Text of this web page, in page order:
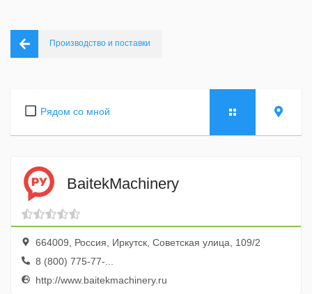
Производство и поставки
Рядом со мной
BaitekMachinery
664009, Россия, Иркутск, Советская улица, 109/2
8 (800) 775-77-...
http://www.baitekmachinery.ru